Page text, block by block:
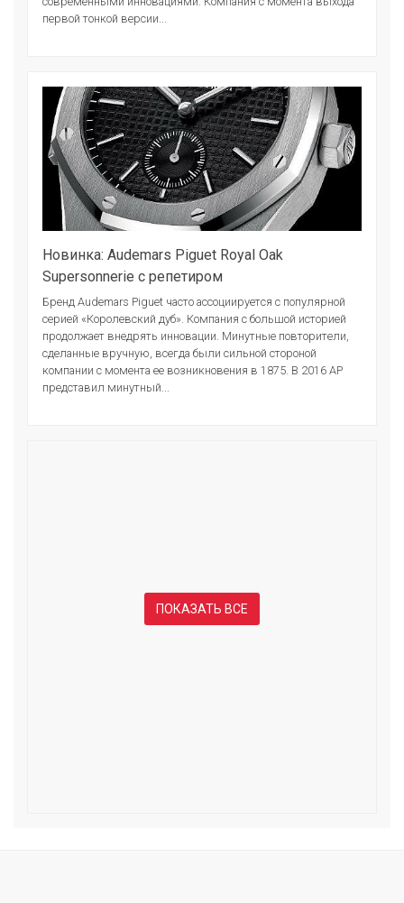
первой тонкой версии...
Новинка: Audemars Piguet Royal Oak
Supersonnerie с репетиром
Бренд Audemars Piguet часто ассоциируется с популярной
серией «Королевский дуб». Компания с большой историей
продолжает внедрять инновации. Минутные повторители,
сделанные вручную, всегда были сильной стороной
компании с момента ее возникновения в 1875. В 2016 АР
представил минутный...
ПОКАЗАТЬ ВСЕ